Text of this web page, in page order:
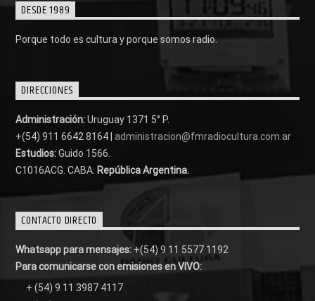
DESDE 1989
Porque todo es cultura y porque somos radio.
DIRECCIONES
Administración:Uruguay 1371 5° P.
+(54) 911 6642 8164 | administracion@fmradiocultura.com.ar
Estudios:Guido 1566.
C1016ACG . CABA. República Argentina.
CONTACTO DIRECTO
Whatsapp para mensajes: +(54) 9 11 5577 1192
Para comunicarse con emisiones en VIVO:
+ (54) 9 11 3987 4117